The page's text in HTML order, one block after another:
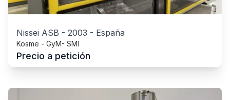
Nissei ASB - 2003 - España
Kosme - GyM- SMI
Precio a petición